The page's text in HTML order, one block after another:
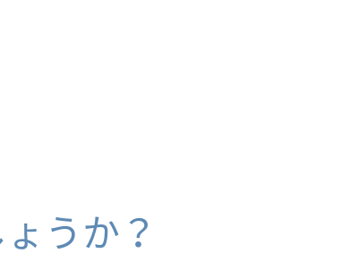
うか？